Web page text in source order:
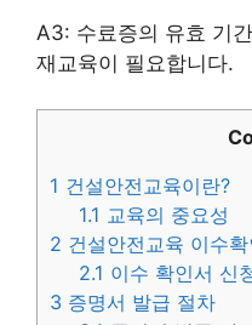
A3: 수료증의 유효 기
재교육이 필요합니다.
1 건설안전교육이란?
1.1 교육의 중요성
2 건설안전교육 이수
2.1 이수 확인서 신
3 증명서 발급 절차